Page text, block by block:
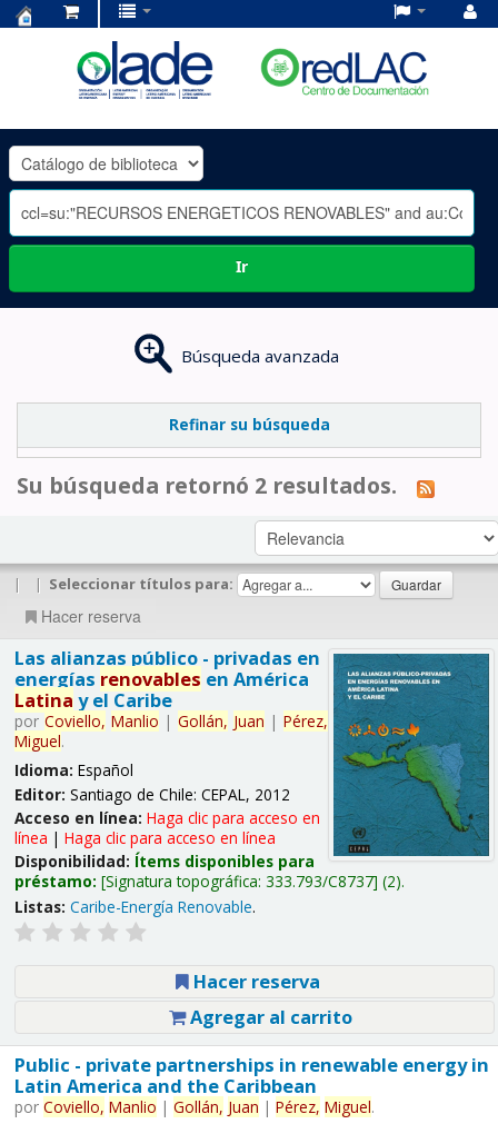
OLADE
-
Ir
Búsqueda avanzada
Refinar su búsqueda
Su búsqueda retornó 2 resultados.
| | Seleccionar títulos para:
Hacer reserva
Las alianzas público - privadas en
energías renovables en América
Latina y el Caribe
por Coviello, Manlio | Gollán, Juan | Pérez,
Miguel.
Idioma: Español
Editor: Santiago de Chile: CEPAL, 2012
Acceso en línea: Haga clic para acceso en
línea | Haga clic para acceso en línea
Disponibilidad: Ítems disponibles para
préstamo: Signatura topográfica: 333.793/C8737 (2).
Listas: Caribe-Energía Renovable.
Hacer reserva
Agregar al carrito
Public - private partnerships in renewable energy in
Latin America and the Caribbean
por Coviello, Manlio | Gollán, Juan | Pérez, Miguel.